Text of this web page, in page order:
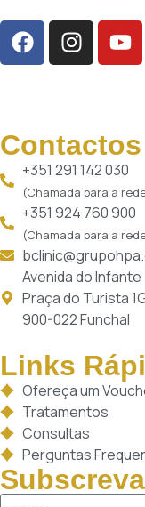
Contactos
+351 291 142 030
(Chamada para a
+351 924 760 900
(Chamada para a
Avenida do Infante
Praça do Turista
900-022 Funchal
Links
Ofereça um
Tratamentos
Consultas
Perguntas